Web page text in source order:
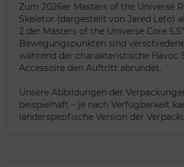
Zum 2026er Masters of the Universe
Skeletor (dargestellt von Jared Leto)
2 der Masters of the Universe Core
Bewegungspunkten sind
während der charakteristische Havoc
Accessoire den Auftritt abrundet.
Unsere Abbildungen der
beispielhaft – je nach Verfügbarkeit
länderspezifische Version der